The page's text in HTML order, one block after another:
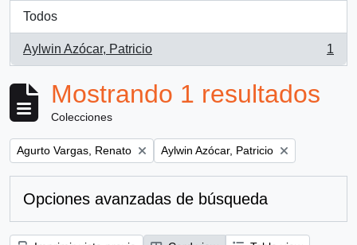
Todos
Aylwin Azócar, Patricio
, 1 resultados
1
Mostrando 1 resultados
Colecciones
Remove filter:
Agurto Vargas, Renato Remove filter:
Aylwin Azócar, Patricio
Opciones avanzadas de búsqueda